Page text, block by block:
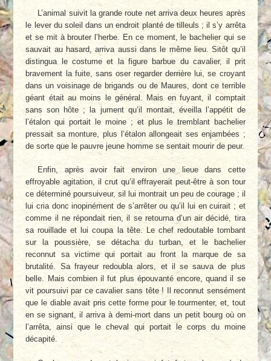
L’animal suivit la grande route net arriva deux heures après
le lever du soleil dans un endroit planté de tilleuls ; il s’y arrêta
et se mit à brouter l’herbe. En ce moment, le bachelier qui se
sauvait au hasard, arriva aussi dans le même lieu. Sitôt qu’il
distingua le costume et la figure barbue du cavalier, il prit
bravement la fuite, sans oser regarder derrière lui, se croyant
dans un voisinage de brigands ou de Maures, dont ce terrible
géant était au moins le général. Mais en fuyant, il comptait
sans son hôte ; la jument qu’il montait, éveilla l’appétit de
l’étalon qui portait le moine ; et plus le tremblant bachelier
pressait sa monture, plus l’étalon allongeait ses enjambées ;
de sorte que le pauvre jeune homme se sentait mourir de peur.
Enfin, après avoir fait environ une lieue dans cette
effroyable agitation, il crut qu’il effrayerait peut-être à son tour
ce déterminé poursuiveur, sil lui montrait un peu de courage ; il
lui cria donc inopinément de s’arrêter ou qu’il lui en cuirait ; et
comme il ne répondait rien, il se retourna d’un air décidé, tira
sa rouillade et lui coupa la tête. Le chef redoutable tombant
sur la poussière, se détacha du turban, et le bachelier
reconnut sa victime qui portait au front la marque de sa
brutalité. Sa frayeur redoubla alors, et il se sauva de plus
belle. Mais combien il fut plus épouvanté encore, quand il se
vit poursuivi par ce cavalier sans tête ! Il reconnut sensément
que le diable avait pris cette forme pour le tourmenter, et, tout
en se signant, il arriva à demi-mort dans un petit bourg où on
l’arrêta, ainsi que le cheval qui portait le corps du moine
décapité.